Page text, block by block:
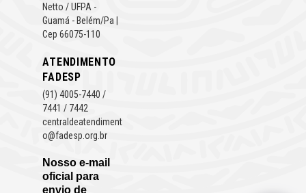
Netto / UFPA -
Guamá - Belém/Pa |
Cep 66075-110
ATENDIMENTO
FADESP
(91) 4005-7440 /
7441 / 7442
centraldeatendiment
o@fadesp.org.br
Nosso e-mail
oficial para
envio de